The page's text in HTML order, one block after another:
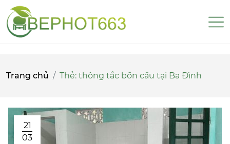
Trang chủ Thẻ: thông tắc bồn cầu tại Ba Đình
21
03